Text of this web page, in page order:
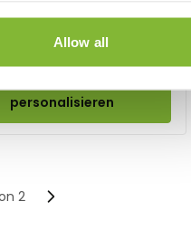
Allow all
15,35
personalisieren
die Seite
2